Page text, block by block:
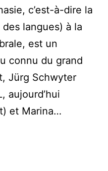
c’est-à-dire la
langues) à la
est un
connu du grand
Jürg Schwyter
aujourd’hui
et Marina…